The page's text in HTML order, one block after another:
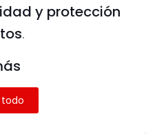
bonito
y protección
.